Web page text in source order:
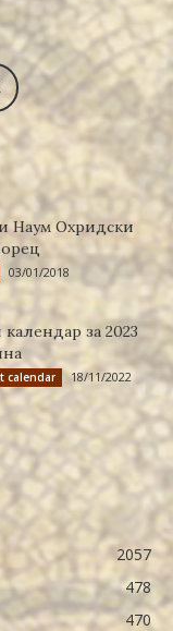
Наум Охридски
03/01/2018
за 2023
calendar 18/11/2022
2057
478
470